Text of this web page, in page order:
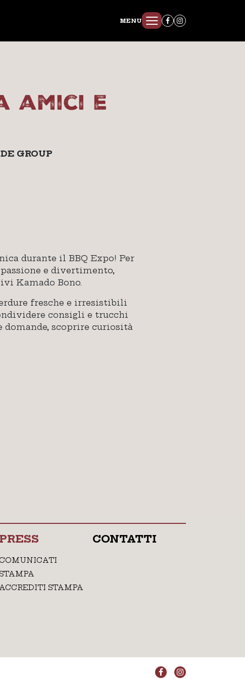
MENU
amici e
GROUP
durante il BBQ Expo! Per
e divertimento,
Kamado Bono.
fresche e irresistibili
consigli e trucchi
scoprire curiosità
PRESS
COMUNICATI
ACCREDITI STAMPA
CONTATTI